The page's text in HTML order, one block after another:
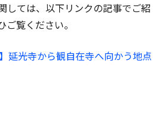
しては、以下リンクの記事でご紹
覧ください。
延光寺から観自在寺へ向かう地点